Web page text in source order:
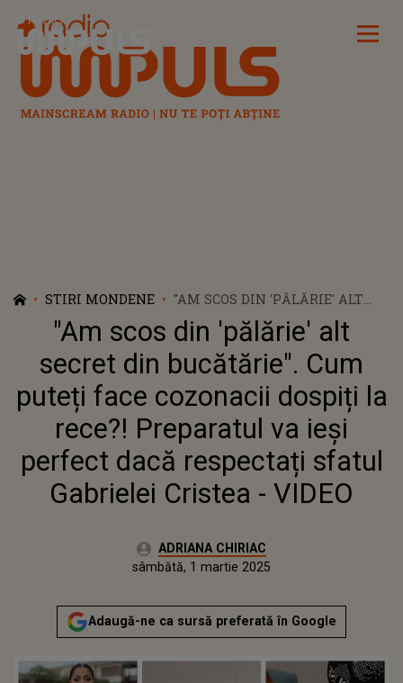
Radio Impuls
STIRI MONDENE
"AM SCOS DIN 'PĂLĂRIE' ALT
SECRET DIN BUCĂTĂRIE". CUM
PUTEȚI FACE COZONACII
DOSPIȚI LA RECE?! PREPARATUL
VA IEȘI PERFECT DACĂ
RESPECTAȚI SFATUL GABRIELEI
"Am scos din 'pălărie' alt
secret din bucătărie". Cum
puteți face cozonacii dospiți la
rece?! Preparatul va ieși
perfect dacă respectați sfatul
Gabrielei Cristea - VIDEO
Autor:ADRIANA CHIRIAC
joi, 29 februarie 2024Actualizat:
sâmbătă, 1 martie 2025
Adaugă-ne ca sursă preferată în Google